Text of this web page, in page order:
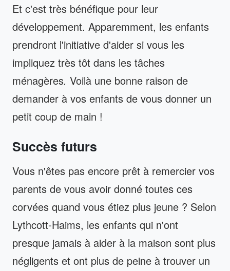
Et c'est très bénéfique pour leur
développement. Apparemment, les enfants
prendront l'initiative d'aider si vous les
impliquez très tôt dans les tâches
ménagères. Voilà une bonne raison de
demander à vos enfants de vous donner un
petit coup de main !
Succès futurs
Vous n'êtes pas encore prêt à remercier vos
parents de vous avoir donné toutes ces
corvées quand vous étiez plus jeune ? Selon
Lythcott-Haims, les enfants qui n'ont
presque jamais à aider à la maison sont plus
négligents et ont plus de peine à trouver un